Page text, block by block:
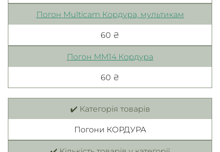
Погон Multicam Кордура, мультикам
60 ₴
Погон ММ14 Кордура
60 ₴
✔️ Категорія товарів
Погони КОРДУРА